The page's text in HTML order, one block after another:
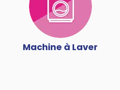
Machine à Laver